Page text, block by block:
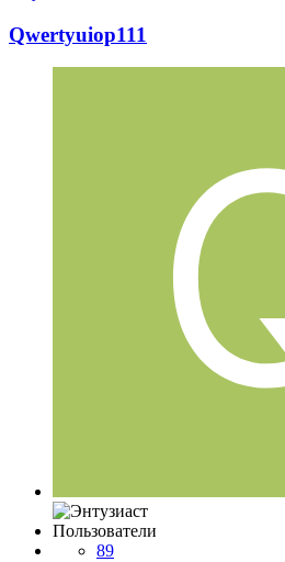
Qwertyuiop111
Пользователи
89